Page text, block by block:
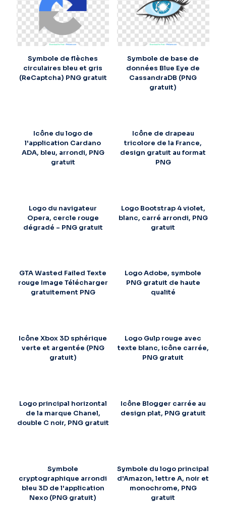
Symbole de flèches
circulaires bleu et gris
(ReCaptcha) PNG gratuit
Symbole de base de
données Blue Eye de
CassandraDB (PNG
gratuit)
Icône du logo de
l'application Cardano
ADA, bleu, arrondi, PNG
gratuit
Icône de drapeau
tricolore de la France,
design gratuit au format
PNG
Logo du navigateur
Opera, cercle rouge
dégradé – PNG gratuit
Logo Bootstrap 4 violet,
blanc, carré arrondi, PNG
gratuit
GTA Wasted Failed Texte
rouge Image Télécharger
gratuitement PNG
Logo Adobe, symbole
PNG gratuit de haute
qualité
Icône Xbox 3D sphérique
verte et argentée (PNG
gratuit)
Logo Gulp rouge avec
texte blanc, icône carrée,
PNG gratuit
Logo principal horizontal
de la marque Chanel,
double C noir, PNG gratuit
Icône Blogger carrée au
design plat, PNG gratuit
Symbole
cryptographique arrondi
bleu 3D de l'application
Nexo (PNG gratuit)
Symbole du logo principal
d'Amazon, lettre A, noir et
monochrome, PNG
gratuit